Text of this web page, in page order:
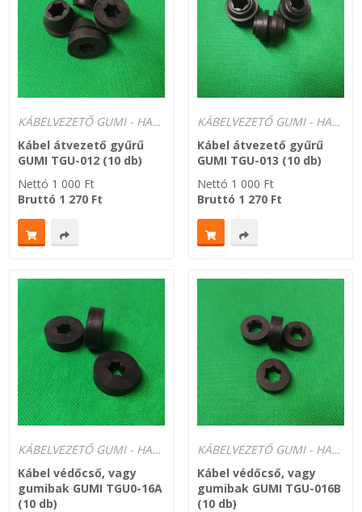
KÁBELVEZETŐ GUMI - HATÁROLÓK
Kábel átvezető gyűrű
GUMI TGU-012 (10 db)
Nettó 1 000 Ft
Bruttó 1 270 Ft
KÁBELVEZETŐ GUMI - HATÁROLÓK
Kábel átvezető gyűrű
GUMI TGU-013 (10 db)
Nettó 1 000 Ft
Bruttó 1 270Ft
KÁBELVEZETŐ GUMI - HATÁROLÓK
Kábel védőcső, vagy
gumibak GUMI TGU0-16A
(10 db)
KÁBELVEZETŐ GUMI - HATÁROLÓK
Kábel védőcső, vagy
gumibak GUMI TGU-016B
(10 db)